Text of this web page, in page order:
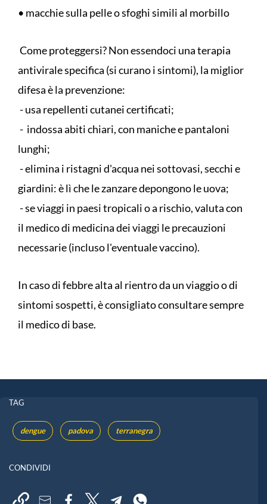
• macchie sulla pelle o sfoghi simili al morbillo
Come proteggersi? Non essendoci una terapia
antivirale specifica (si curano i sintomi), la miglior
difesa è la prevenzione:
- usa repellenti cutanei certificati;
- indossa abiti chiari, con maniche e pantaloni
lunghi;
- elimina i ristagni d'acqua nei sottovasi, secchi e
giardini: è lì che le zanzare depongono le uova;
- se viaggi in paesi tropicali o a rischio, valuta con
il medico di medicina dei viaggi le precauzioni
necessarie (incluso l'eventuale vaccino).
​In caso di febbre alta al rientro da un viaggio o di
sintomi sospetti, è consigliato consultare sempre
il medico di base.
TAG
dengue padova terranegra
CONDIVIDI